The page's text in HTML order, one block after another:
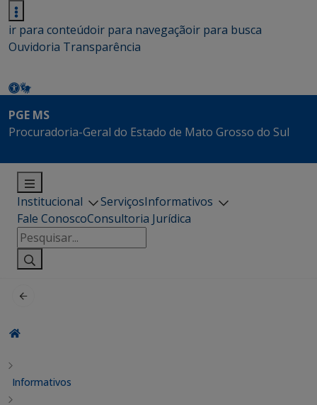
ir para conteúdoir para navegaçãoir para busca
Ouvidoria Transparência
PGE MS
Procuradoria-Geral do Estado de Mato Grosso do Sul
Institucional ServiçosInformativos
Fale ConoscoConsultoria Jurídica
Pesquisar
por:
Informativos